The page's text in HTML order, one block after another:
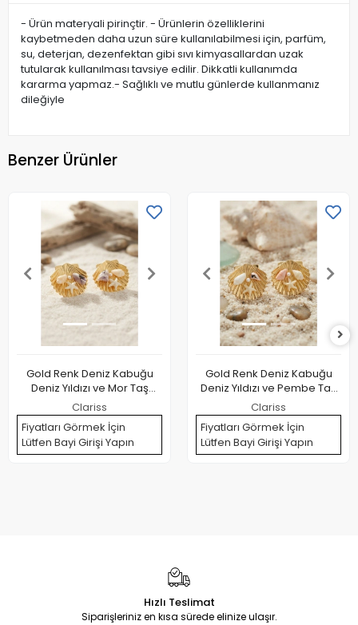
- Ürün materyali pirinçtir. - Ürünlerin özelliklerini
kaybetmeden daha uzun süre kullanılabilmesi için, parfüm,
su, deterjan, dezenfektan gibi sıvı kimyasallardan uzak
tutularak kullanılması tavsiye edilir. Dikkatli kullanımda
kararma yapmaz.- Sağlıklı ve mutlu günlerde kullanmanız
dileğiyle
Benzer Ürünler
Gold Renk Deniz Kabuğu
Deniz Yıldızı ve Mor Taş
Detaylı Küpe
Clariss
Fiyatları Görmek İçin
Lütfen Bayi Girişi Yapın
Gold Renk Deniz Kabuğu
Deniz Yıldızı ve Pembe Taş
Detaylı Küpe
Clariss
Fiyatları Görmek İçin
Lütfen Bayi Girişi Yapın
Hızlı Teslimat
Siparişleriniz en kısa sürede elinize ulaşır.